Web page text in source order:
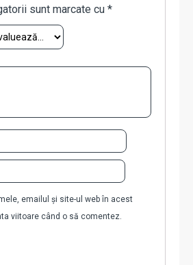
sunt marcate cu *
emailul și site-ul web în acest
viitoare când o să comentez.